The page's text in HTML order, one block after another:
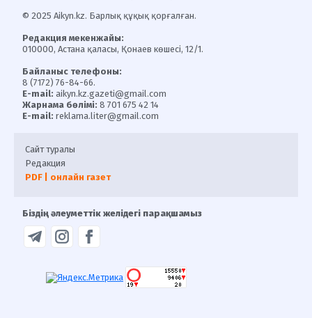
© 2025 Aikyn.kz. Барлық құқық қорғалған.
Редакция мекенжайы:
010000, Астана қаласы, Қонаев көшесі, 12/1.
Байланыс телефоны:
8 (7172) 76-84-66.
E-mail: aikyn.kz.gazeti@gmail.com
Жарнама бөлімі: 8 701 675 42 14
E-mail: reklama.liter@gmail.com
Сайт туралы
Редакция
PDF | онлайн газет
Біздің әлеуметтік желідегі парақшамыз